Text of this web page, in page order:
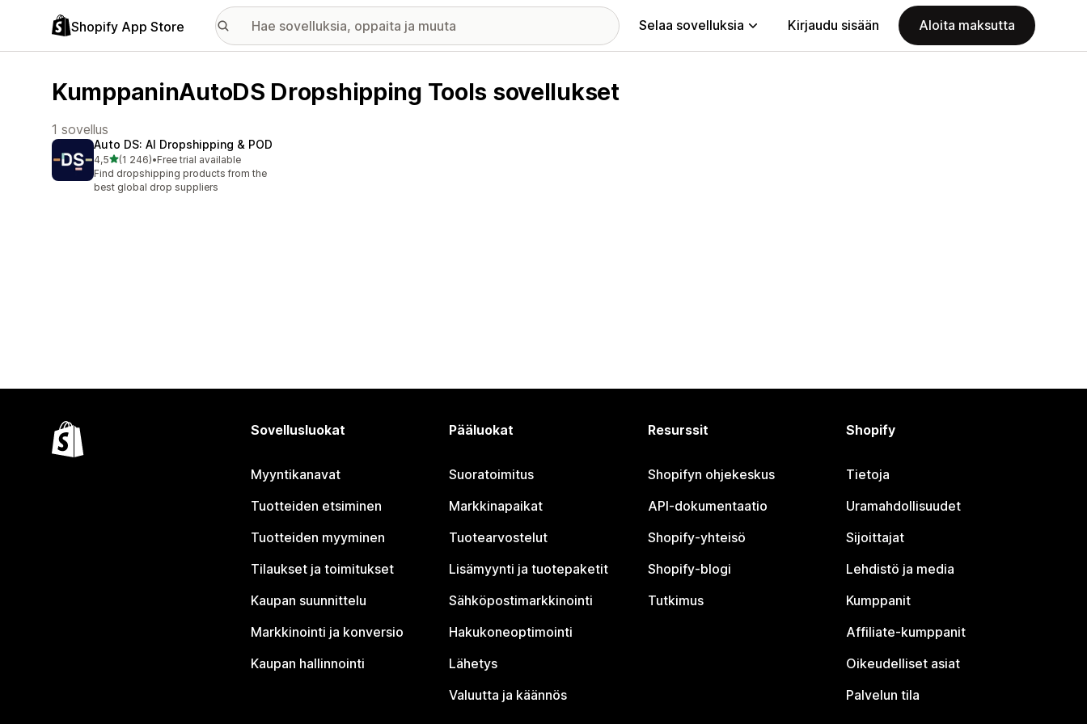
Shopify App Store Selaa sovelluksia Kirjaudu sisään Aloita maksutta
KumppaninAutoDS Dropshipping Tools sovellukset
1 sovellus
Auto DS: AI Dropshipping & POD
4,5/ 5 tähteä
(1 246)
1246 arvostelua yhteensä
•Free trial available
Find dropshipping products from the
best global drop suppliers
Sovellusluokat
Myyntikanavat
Tuotteiden etsiminen
Tuotteiden myyminen
Tilaukset ja toimitukset
Kaupan suunnittelu
Markkinointi ja konversio
Kaupan hallinnointi
Pääluokat
Suoratoimitus
Markkinapaikat
Tuotearvostelut
Lisämyynti ja tuotepaketit
Sähköpostimarkkinointi
Hakukoneoptimointi
Lähetys
Valuutta ja käännös
Resurssit
Shopifyn ohjekeskus
API-dokumentaatio
Shopify-yhteisö
Shopify-blogi
Tutkimus
Shopify
Tietoja
Uramahdollisuudet
Sijoittajat
Lehdistö ja media
Kumppanit
Affiliate-kumppanit
Oikeudelliset asiat
Palvelun tila